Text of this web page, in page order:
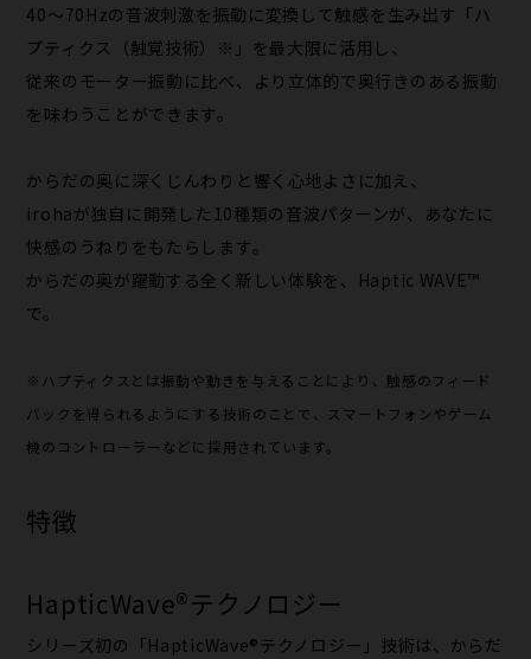
40〜70Hzの音波刺激を振動に変換して触感を生み出す「ハ
プティクス（触覚技術）※」を最大限に活用し、
従来のモーター振動に比べ、より立体的で奥行きのある振動
を味わうことができます。
からだの奥に深くじんわりと響く心地よさに加え、
irohaが独自に開発した10種類の音波パターンが、あなたに
快感のうねりをもたらします。
からだの奥が躍動する全く新しい体験を、Haptic WAVE™
で。
※ハプティクスとは振動や動きを与えることにより、触感のフィード
バックを得られるようにする技術のことで、スマートフォンやゲーム
機のコントローラーなどに採用されています。
特徴
HapticWave®テクノロジー
シリーズ初の「HapticWave®テクノロジー」技術は、からだ